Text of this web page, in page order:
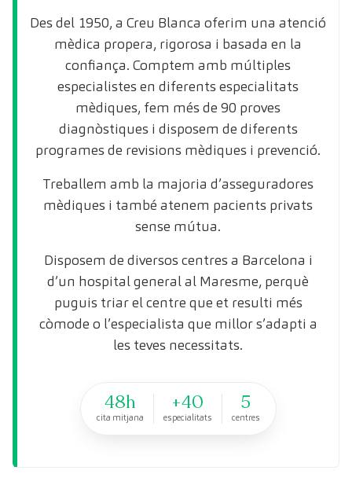
Des del 1950, a Creu Blanca oferim una atenció
mèdica propera, rigorosa i basada en la
confiança. Comptem amb múltiples
especialistes en diferents especialitats
mèdiques, fem més de 90 proves
diagnòstiques i disposem de diferents
programes de revisions mèdiques i prevenció.
Treballem amb la majoria d’asseguradores
mèdiques i també atenem pacients privats
sense mútua.
Disposem de diversos centres a Barcelona i
d’un hospital general al Maresme, perquè
puguis triar el centre que et resulti més
còmode o l’especialista que millor s’adapti a
les teves necessitats.
48h
cita mitjana
+40
especialitats
5
centres